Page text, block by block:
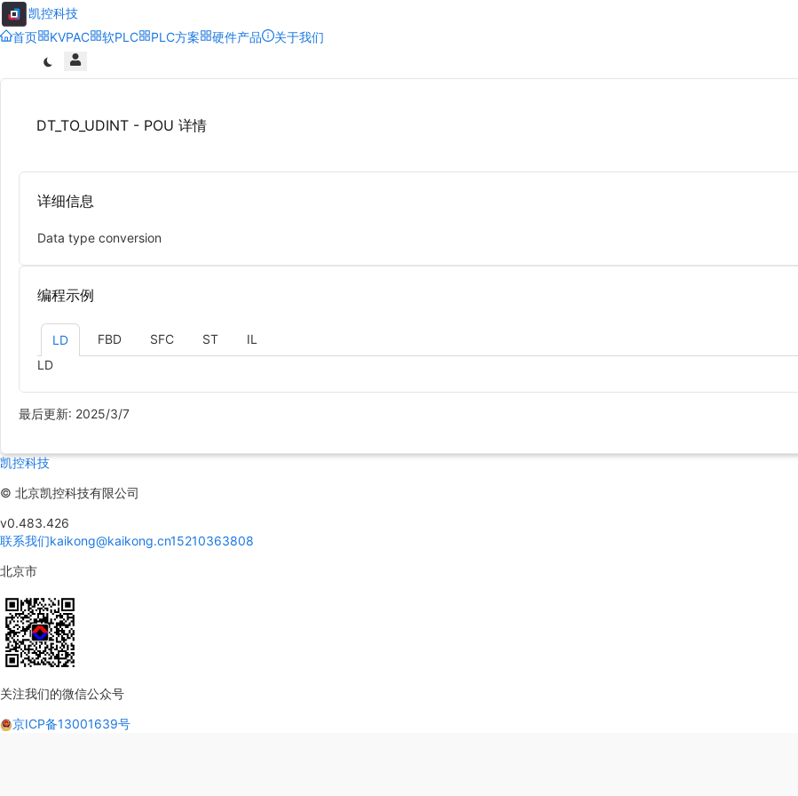
凯控科技
首页
KVPAC 软PLC PLC方案 硬件产品 关于我们
DT_TO_UDINT - POU 详情
详细信息
Data type conversion
编程示例
LD FBD SFC ST
IL
LD
最后更新: 2025/3/7
凯控科技
© 北京凯控科技有限公司
v0.483.426
联系我们kaikong@kaikong.cn15210363808
北京市
关注我们的微信公众号
京ICP备13001639号